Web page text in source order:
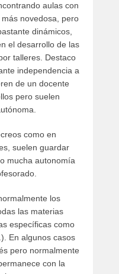
aulas con
novedosa, pero
dinámicos,
el desarrollo de las
talleres. Destaco
independencia a
de un docente
pero suelen
como en
suelen guardar
mucha autonomía
los
las materias
específicas como
En algunos casos
pero normalmente
con la